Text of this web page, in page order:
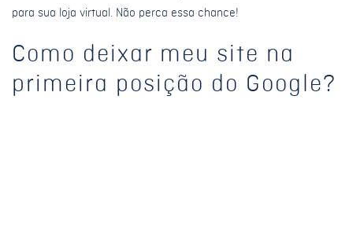
para sua loja virtual. Não perca essa chance!
Como deixar meu site na
primeira posição do Google?